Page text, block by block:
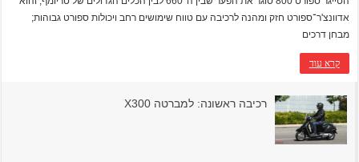
אדוונצ'ר־ספורט חזק ומהנה לרכיבה עם טווח שימושים רחב ויכולות ספורט גבוהות;
מבחן דרכים
קרא עוד
רכיבה ראשונה: למברטה X300